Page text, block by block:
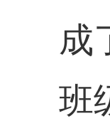
成
班